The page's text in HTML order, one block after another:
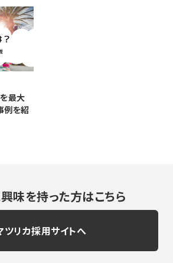
最大
例を紹
味を持った方はこちら
ツリカ採用サイトへ